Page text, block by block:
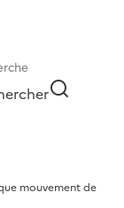
mouvement de